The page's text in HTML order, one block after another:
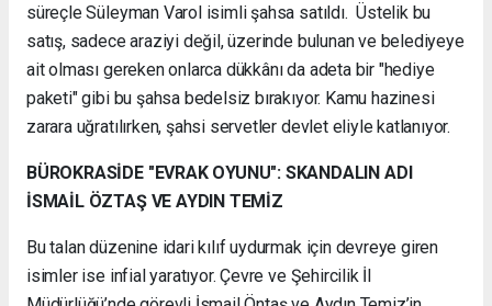
süreçle Süleyman Varol isimli şahsa satıldı. Üstelik bu
satış, sadece araziyi değil, üzerinde bulunan ve belediyeye
ait olması gereken onlarca dükkânı da adeta bir "hediye
paketi" gibi bu şahsa bedelsiz bırakıyor. Kamu hazinesi
zarara uğratılırken, şahsi servetler devlet eliyle katlanıyor.
BÜROKRASİDE "EVRAK OYUNU": SKANDALIN ADI
İSMAİL ÖZTAŞ VE AYDIN TEMİZ
Bu talan düzenine idari kılıf uydurmak için devreye giren
isimler ise infial yaratıyor. Çevre ve Şehircilik İl